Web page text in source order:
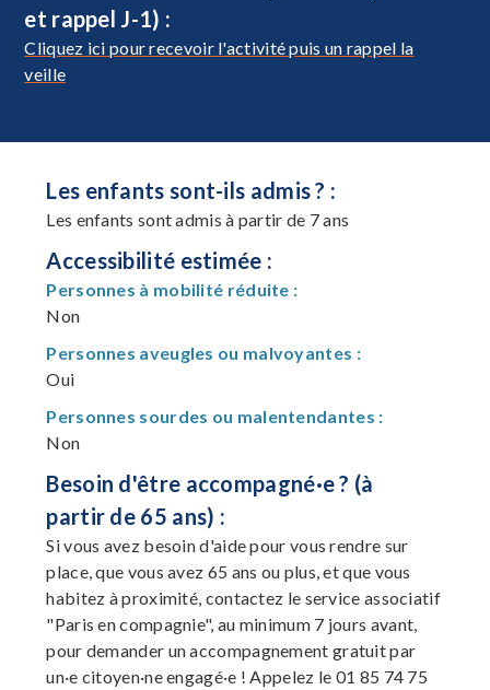
et rappel J-1) :
Cliquez ici pour recevoir l'activité puis un rappel la
veille
Les enfants sont-ils admis ? :
Les enfants sont admis à partir de 7 ans
Accessibilité estimée :
Personnes à mobilité réduite :
Non
Personnes aveugles ou malvoyantes :
Oui
Personnes sourdes ou malentendantes :
Non
Besoin d'être accompagné·e ? (à
partir de 65 ans) :
Si vous avez besoin d'aide pour vous rendre sur
place, que vous avez 65 ans ou plus, et que vous
habitez à proximité, contactez le service associatif
"Paris en compagnie", au minimum 7 jours avant,
pour demander un accompagnement gratuit par
un·e citoyen·ne engagé·e ! Appelez le 01 85 74 75